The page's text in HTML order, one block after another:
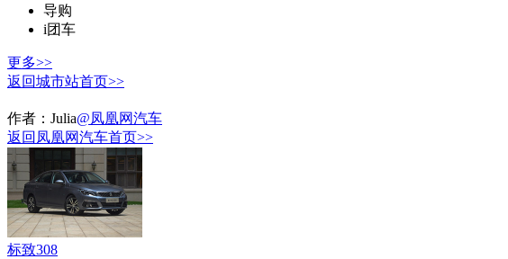
导购
i团车
更多>>
返回城市站首页>>
作者： Julia@凤凰网汽车
返回凤凰网汽车首页>>
标致308